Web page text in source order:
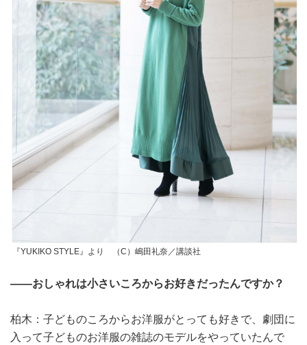
『YUKIKO STYLE』より （C）嶋田礼奈／講談社
――おしゃれは小さいころからお好きだったんですか？
柏木：子どものころからお洋服がとっても好きで、劇団に
入って子どものお洋服の雑誌のモデルをやっていたんで